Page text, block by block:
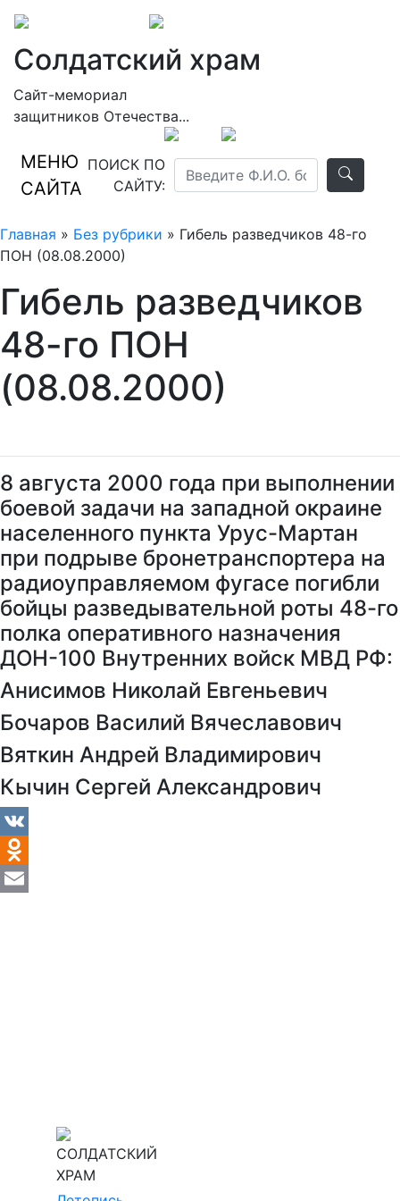
Солдатский храм
Сайт-мемориал
защитников Отечества...
МЕНЮ
САЙТА
ПОИСК ПО
САЙТУ:
Главная » Без рубрики » Гибель разведчиков 48-го
ПОН (08.08.2000)
Гибель разведчиков
48-го ПОН
(08.08.2000)
8 августа 2000 года при выполнении
боевой задачи на западной окраине
населенного пункта Урус-Мартан
при подрыве бронетранспортера на
радиоуправляемом фугасе погибли
бойцы разведывательной роты 48-го
полка оперативного назначения
ДОН-100 Внутренних войск МВД РФ:
Анисимов Николай Евгеньевич
Бочаров Василий Вячеславович
Вяткин Андрей Владимирович
Кычин Сергей Александрович
VK
Odnoklassniki
СОЛДАТСКИЙ
ХРАМ